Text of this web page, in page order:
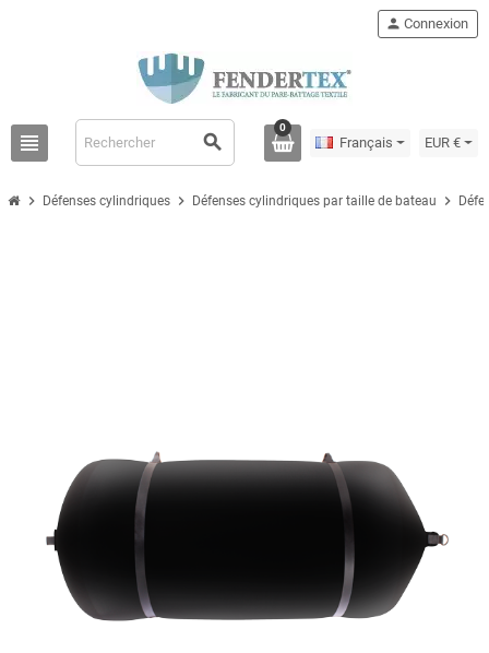
view_headline search
person Connexion
0
Français EUR €
chevron_right Défenses cylindriques chevron_right Défenses cylindriques par taille de bateau chevron_right